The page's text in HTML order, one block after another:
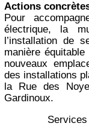
Actions
Pour
électrique, la
l’installation de
manière
nouveaux
des installations
la Rue des
Gardinoux.